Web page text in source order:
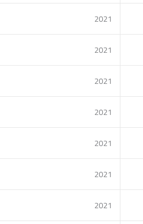
2021
2021
2021
2021
2021
2021
2021